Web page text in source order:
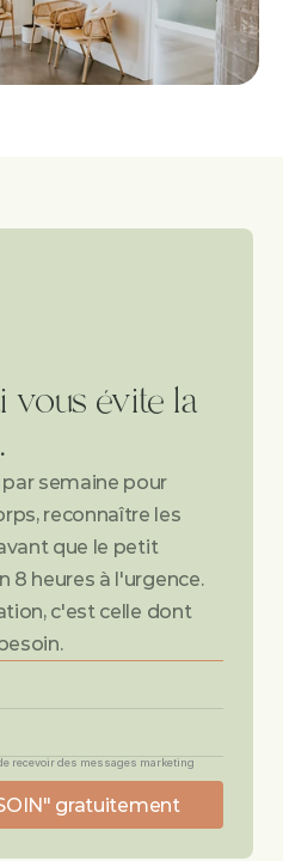
vous évite la
semaine pour
reconnaître les
que le petit
8 heures à l'urgence.
c'est celle dont
recevoir des messages marketing
gratuitement